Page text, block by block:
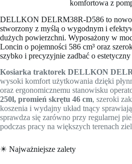
komfortowa z
DELLKON DELRM38R-D586 to
stworzony z myślą o wygodnym i
dużych powierzchni. Wyposażony w
Loncin o pojemności 586 cm³ oraz
szybko i precyzyjnie zadbać o
Kosiarka traktorek DELLKON
wysoki komfort użytkowania dzięki
oraz ergonomicznemu stanowisku
250l, promień skrętu 46 cm, szeroki
koszenia i wydajny układ tnący
sprawdza się zarówno przy regularnej
podczas pracy na większych terenach
✴️ Najważniejsze zalety